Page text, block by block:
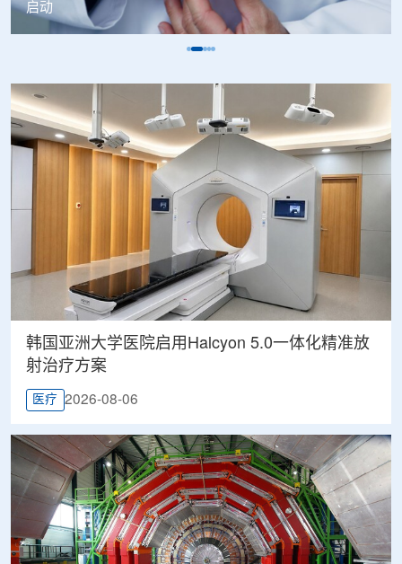
化卷钢涂装产业链
韩国亚洲大学医院启用Halcyon 5.0一体化精准放
射治疗方案
医疗 2026-08-06